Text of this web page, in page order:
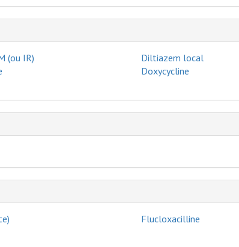
(ou IR)
Diltiazem local
Doxycycline
Flucloxacilline